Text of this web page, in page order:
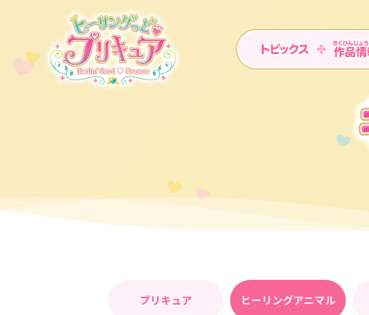
プリキュア ヒーリングアニマル